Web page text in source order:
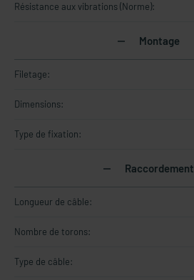
Résistance aux vibrations (Norme):
Montage
Filetage:
Dimensions:
Type de fixation:
Raccordement
Longueur de câble:
Nombre de torons:
Type de câble: